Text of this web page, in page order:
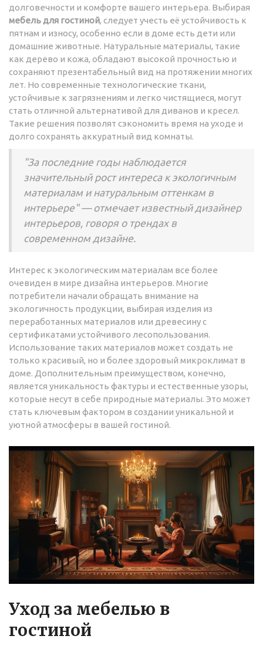
долговечности и комфорте вашего интерьера. Выбирая
мебель для гостиной, следует учесть её устойчивость к
пятнам и износу, особенно если в доме есть дети или
домашние животные. Натуральные материалы, такие
как дерево и кожа, обладают высокой прочностью и
сохраняют презентабельный вид на протяжении многих
лет. Но современные технологические ткани,
устойчивые к загрязнениям и легко чистящиеся, могут
стать отличной альтернативой для диванов и кресел.
Такие решения позволят сэкономить время на уходе и
долго сохранять аккуратный вид комнаты.
"За последние годы наблюдается
значительный рост интереса к экологичным
материалам и натуральным оттенкам в
интерьере" — отмечает известный дизайнер
интерьеров, говоря о трендах в
современном дизайне.
Интерес к экологическим материалам все более
очевиден в мире дизайна интерьеров. Многие
потребители начали обращать внимание на
экологичность продукции, выбирая изделия из
переработанных материалов или древесину с
сертификатами устойчивого лесопользования.
Использование таких материалов может создать не
только красивый, но и более здоровый микроклимат в
доме. Дополнительным преимуществом, конечно,
является уникальность фактуры и естественные узоры,
которые несут в себе природные материалы. Это может
стать ключевым фактором в создании уникальной и
уютной атмосферы в вашей гостиной.
Уход за мебелью в
гостиной